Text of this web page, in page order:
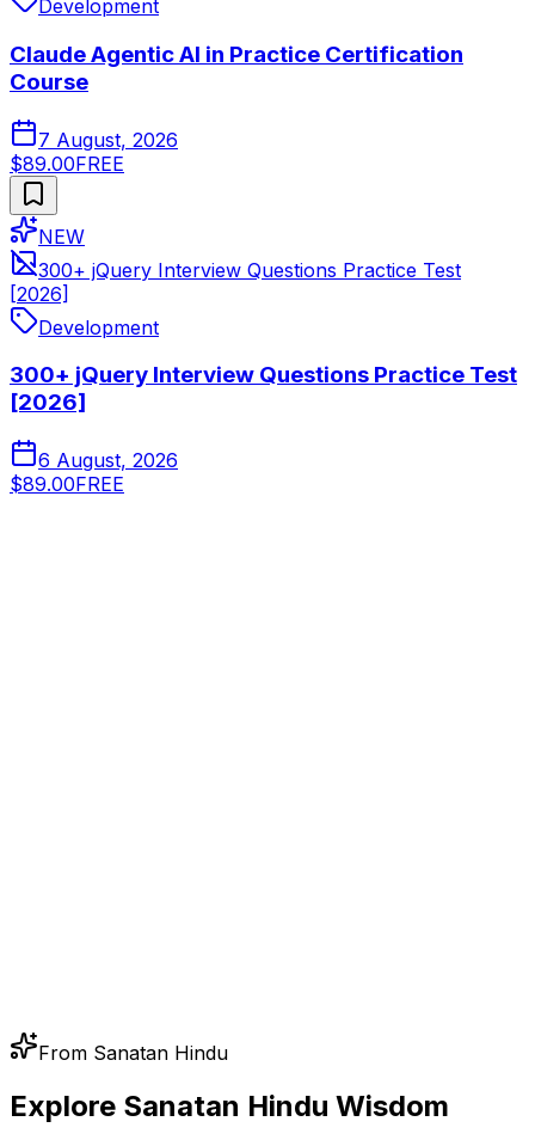
Development
Claude Agentic AI in Practice Certification
Course
7 August, 2026
$89.00FREE
NEW
300+ jQuery Interview Questions Practice Test
[2026]
Development
300+ jQuery Interview Questions Practice Test
[2026]
6 August, 2026
$89.00FREE
From Sanatan Hindu
Explore Sanatan Hindu Wisdom